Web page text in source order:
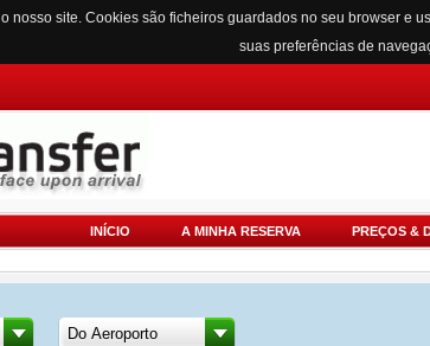
nosso site. Cookies são ficheiros guardados no seu browser
suas preferências de
INÍCIO A MINHA RESERVA PREÇOS &